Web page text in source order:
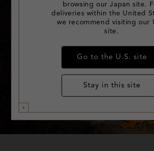
browsing our Japan site.
deliveries within the United
we recommend visiting our
site.
Go to the U.S. site
Stay in this site